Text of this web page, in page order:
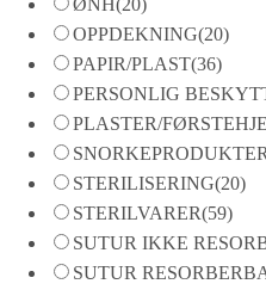
OPPDEKNING(20)
PAPIR/PLAST(36)
PERSONLIG
PLASTER/
SNORKEPRODUKTER
STERILISERING(20)
STERILVARER(59)
SUTUR IKKE
SUTUR